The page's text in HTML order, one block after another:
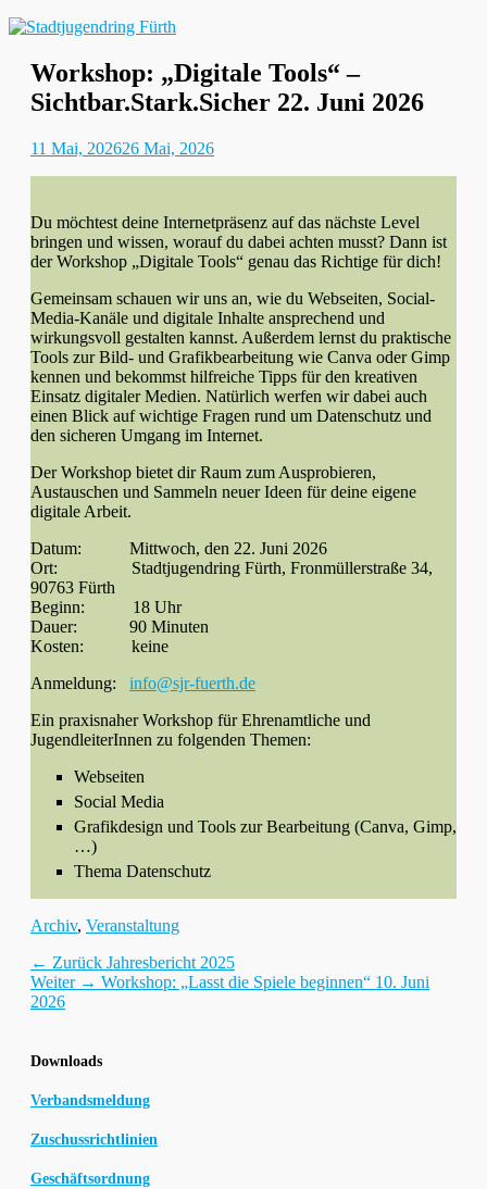
Stadtjugendring Fürth
Workshop: „Digitale Tools“ –
Sichtbar.Stark.Sicher 22. Juni 2026
Gepostet
11 Mai, 202626 Mai, 2026Autor
Du möchtest deine Internetpräsenz auf das nächste Level
bringen und wissen, worauf du dabei achten musst? Dann ist
der Workshop „Digitale Tools“ genau das Richtige für dich!
Gemeinsam schauen wir uns an, wie du Webseiten, Social-
Media-Kanäle und digitale Inhalte ansprechend und
wirkungsvoll gestalten kannst. Außerdem lernst du praktische
Tools zur Bild- und Grafikbearbeitung wie Canva oder Gimp
kennen und bekommst hilfreiche Tipps für den kreativen
Einsatz digitaler Medien. Natürlich werfen wir dabei auch
einen Blick auf wichtige Fragen rund um Datenschutz und
den sicheren Umgang im Internet.
Der Workshop bietet dir Raum zum Ausprobieren,
Austauschen und Sammeln neuer Ideen für deine eigene
digitale Arbeit.
Datum: Mittwoch, den 22. Juni 2026
Ort: Stadtjugendring Fürth, Fronmüllerstraße 34,
90763 Fürth
Beginn: 18 Uhr
Dauer: 90 Minuten
Kosten: keine
Anmeldung: info@sjr-fuerth.de
Ein praxisnaher Workshop für Ehrenamtliche und
JugendleiterInnen zu folgenden Themen:
Webseiten
Social Media
Grafikdesign und Tools zur Bearbeitung (Canva, Gimp,
…)
Thema Datenschutz
Kategorien
Archiv, Veranstaltung
Beitragsnavigation
← Zurück Vorhergehender
Beitrag:
Jahresbericht 2025
Weiter → Nächster
Workshop: „Lasst die Spiele beginnen“ 10. Juni
2026
Downloads
Verbandsmeldung
Zuschussrichtlinien
Geschäftsordnung